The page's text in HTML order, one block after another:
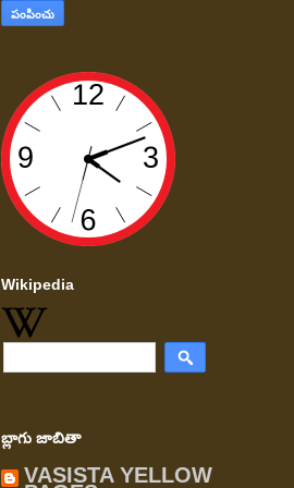
Wikipedia
బ్లాగు జాబితా
VASISTA YELLOW